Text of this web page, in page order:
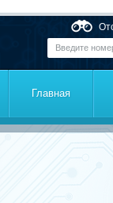
Главная